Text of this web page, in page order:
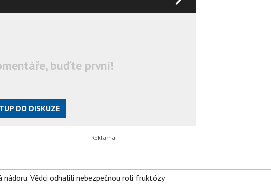
buďte první!
DO DISKUZE
Vědci odhalili nebezpečnou roli fruktózy